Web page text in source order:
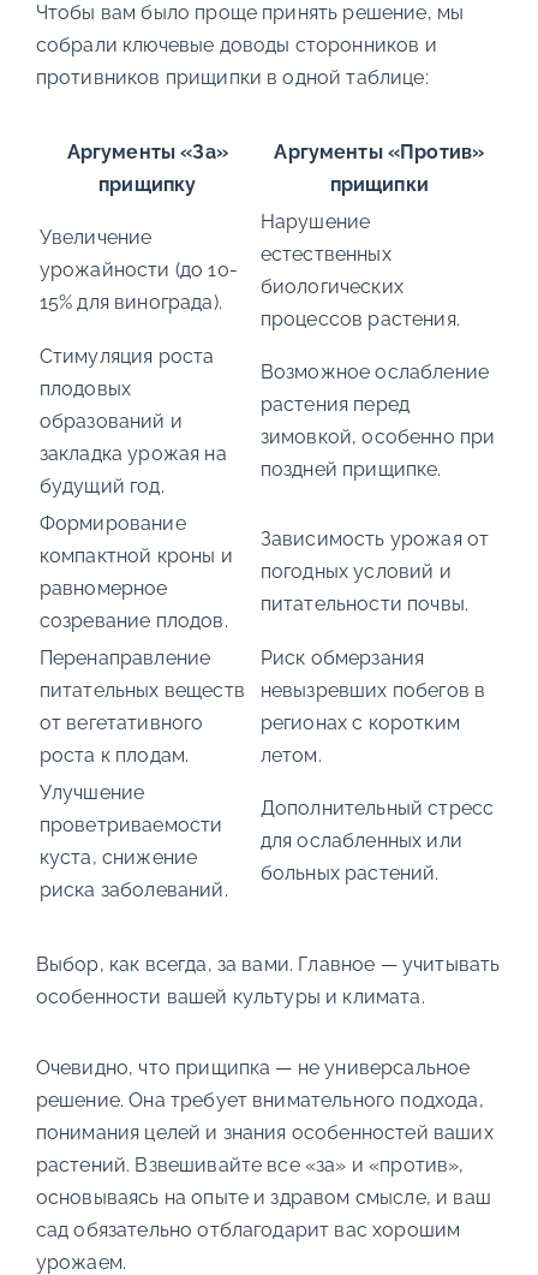
Чтобы вам было проще принять решение, мы
собрали ключевые доводы сторонников и
противников прищипки в одной таблице:
Аргументы «За»
прищипку
Аргументы «Против»
прищипки
Увеличение
урожайности (до 10-
15% для винограда).
Нарушение
естественных
биологических
процессов растения.
Стимуляция роста
плодовых
образований и
закладка урожая на
будущий год.
Возможное ослабление
растения перед
зимовкой, особенно при
поздней прищипке.
Формирование
компактной кроны и
равномерное
созревание плодов.
Зависимость урожая от
погодных условий и
питательности почвы.
Перенаправление
питательных веществ
от вегетативного
роста к плодам.
Риск обмерзания
невызревших побегов в
регионах с коротким
летом.
Улучшение
проветриваемости
куста, снижение
риска заболеваний.
Дополнительный стресс
для ослабленных или
больных растений.
Выбор, как всегда, за вами. Главное — учитывать
особенности вашей культуры и климата.
Очевидно, что прищипка — не универсальное
решение. Она требует внимательного подхода,
понимания целей и знания особенностей ваших
растений. Взвешивайте все «за» и «против»,
основываясь на опыте и здравом смысле, и ваш
сад обязательно отблагодарит вас хорошим
урожаем.